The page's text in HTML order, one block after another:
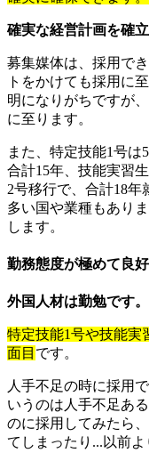
確実な経営計画を確立
募集媒体は、採用で
トをかけても採用に
明になりがちですが
に至ります。
また、特定技能1号は
合計15年、技能実習
2号移行で、合計18年
多い国や業種もあり
します。
勤務態度が極めて良好
外国人材は勤勉です。
特定技能1号や技能実
面目 です。
人手不足の時に採用
いうのは人手不足あ
のに採用してみたら
てしまったり...以前